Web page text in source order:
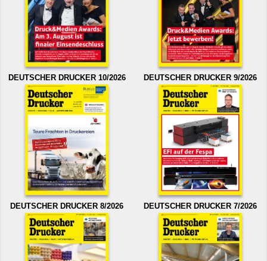
DEUTSCHER DRUCKER 10/2026 DEUTSCHER DRUCKER 9/2026
DEUTSCHER DRUCKER 8/2026 DEUTSCHER DRUCKER 7/2026